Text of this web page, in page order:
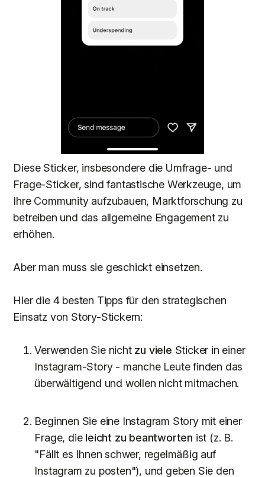
Diese Sticker, insbesondere die Umfrage- und
Frage-Sticker, sind fantastische Werkzeuge, um
Ihre Community aufzubauen, Marktforschung zu
betreiben und das allgemeine Engagement zu
erhöhen.
Aber man muss sie geschickt einsetzen.
Hier die 4 besten Tipps für den strategischen
Einsatz von Story-Stickern:
Verwenden Sie nichtzu viele Sticker in einer
Instagram-Story - manche Leute finden das
überwältigend und wollen nicht mitmachen.
Beginnen Sie eine Instagram Story mit einer
Frage, die leicht zu beantworten ist (z. B.
"Fällt es Ihnen schwer, regelmäßig auf
Instagram zu posten"), und geben Sie den